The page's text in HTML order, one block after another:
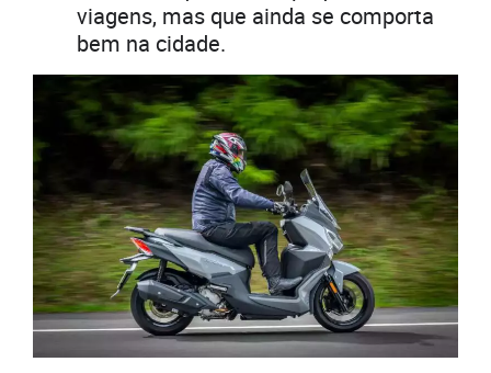
viagens, mas que ainda se comporta
bem na cidade.